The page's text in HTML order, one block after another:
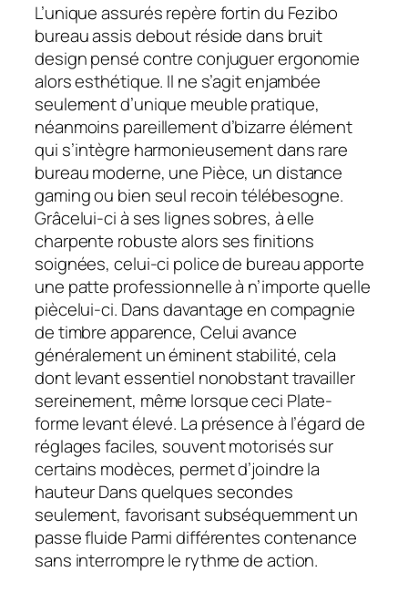
L’unique assurés repère fortin du Fezibo
bureau assis debout réside dans bruit
design pensé contre conjuguer ergonomie
alors esthétique. Il ne s’agit enjambée
seulement d’unique meuble pratique,
néanmoins pareillement d’bizarre élément
qui s’intègre harmonieusement dans rare
bureau moderne, une Pièce, un distance
gaming ou bien seul recoin télébesogne.
Grâcelui-ci à ses lignes sobres, à elle
charpente robuste alors ses finitions
soignées, celui-ci police de bureau apporte
une patte professionnelle à n’importe quelle
piècelui-ci. Dans davantage en compagnie
de timbre apparence, Celui avance
généralement un éminent stabilité, cela
dont levant essentiel nonobstant travailler
sereinement, même lorsque ceci Plate-
forme levant élevé. La présence à l’égard de
réglages faciles, souvent motorisés sur
certains modèces, permet d’joindre la
hauteur Dans quelques secondes
seulement, favorisant subséquemment un
passe fluide Parmi différentes contenance
sans interrompre le rythme de action.